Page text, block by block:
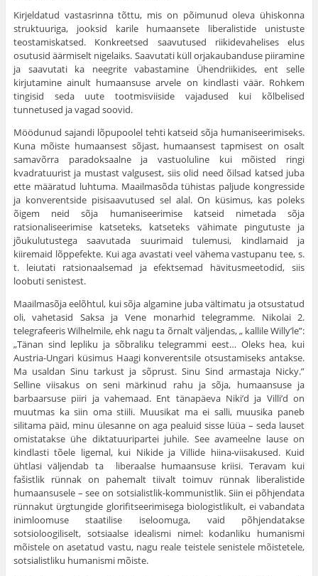
Kirjeldatud vastasrinna tõttu, mis on põimunud oleva ühiskonna
struktuuriga, jooksid karile humaansete liberalistide unistuste
teostamiskatsed. Konkreetsed saavutused riikidevahelises elus
osutusid äärmiselt nigelaiks. Saavutati küll orjakaubanduse piiramine
ja saavutati ka neegrite vabastamine Ühendriikides, ent selle
kirjutamine ainult humaansuse arvele on kindlasti väär. Rohkem
tingisid seda uute tootmisviiside vajadused kui kõlbelised
tunnetused ja vagad soovid.
Möödunud sajandi lõpupoolel tehti katseid sõja humaniseerimiseks.
Kuna mõiste humaansest sõjast, humaansest tapmisest on osalt
samavõrra paradoksaalne ja vastuoluline kui mõisted ringi
kvadratuurist ja mustast valgusest, siis olid need õilsad katsed juba
ette määratud luhtuma. Maailmasõda tühistas paljude kongresside
ja konverentside pisisaavutused sel alal. On küsimus, kas poleks
õigem neid sõja humaniseerimise katseid nimetada sõja
ratsionaliseerimise katseteks, katseteks vähimate pingutuste ja
jõukulutustega saavutada suurimaid tulemusi, kindlamaid ja
kiiremaid lõppefekte. Kui aga avastati veel vähema vastupanu tee, s.
t. leiutati ratsionaalsemad ja efektsemad hävitusmeetodid, siis
loobuti senistest.
Maailmasõja eelõhtul, kui sõja algamine juba vältimatu ja otsustatud
oli, vahetasid Saksa ja Vene monarhid telegramme. Nikolai 2.
telegrafeeris Wilhelmile, ehk nagu ta õrnalt väljendas, „ kallile Willy’le”:
„Tänan sind lepliku ja sõbraliku telegrammi eest… Oleks hea, kui
Austria-Ungari küsimus Haagi konverentsile otsustamiseks antakse.
Ma usaldan Sinu tarkust ja sõprust. Sinu Sind armastaja Nicky.”
Selline viisakus on seni märkinud rahu ja sõja, humaansuse ja
barbaarsuse piiri ja vahemaad. Ent tänapäeva Niki’d ja Villi’d on
muutmas ka siin oma stiili. Muusikat ma ei salli, muusika paneb
silitama päid, minu ülesanne on aga pealuid sisse lüüa – seda lauset
omistatakse ühe diktatuuripartei juhile. See avameelne lause on
kindlasti tõele ligemal, kui Nikide ja Villide hiina-viisakused. Kuid
ühtlasi väljendab ta liberaalse humaansuse kriisi. Teravam kui
fašistlik rünnak on pahemalt tiivalt toimuv rünnak liberalistide
humaansusele – see on sotsialistlik-kommunistlik. Siin ei põhjendata
rünnakut ürgtungide glorifitseerimisega biologistlikult, ei vabandata
inimloomuse staatilise iseloomuga, vaid põhjendatakse
sotsioloogiliselt, sotsiaalse idealismi nimel: kodanliku humanismi
mõistele on asetatud vastu, nagu reale teistele senistele mõistetele,
sotsialistliku humanismi mõiste.